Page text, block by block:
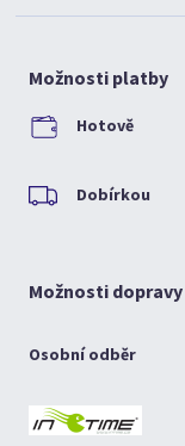
Možnosti platby
Hotově
Dobírkou
Možnosti dopravy
Osobní odběr